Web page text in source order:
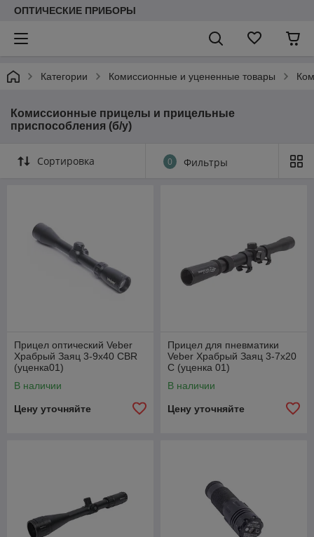
ОПТИЧЕСКИЕ ПРИБОРЫ
Категории Комиссионные и уцененные товары
Комиссионные прицелы и прицельные
приспособления (б/у)
Сортировка 0 Фильтры
Прицел оптический Veber
Храбрый Заяц 3-9x40 CBR
(уценка01)
В наличии
Цену уточняйте
Прицел для пневматики
Veber Храбрый Заяц 3-7x20
C (уценка 01)
В наличии
Цену уточняйте